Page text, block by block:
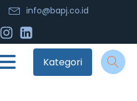
info@bapj.co.id
Kategori